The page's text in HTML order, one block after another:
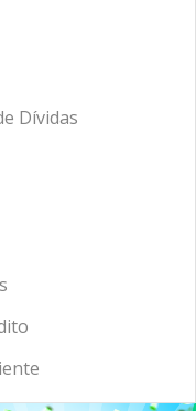
Dívidas